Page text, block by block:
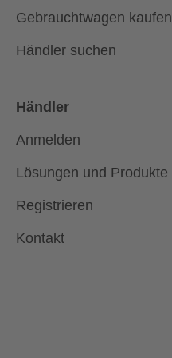
Gebrauchtwagen kaufen
Händler suchen
Händler
Anmelden
Lösungen und Produkte
Registrieren
Kontakt